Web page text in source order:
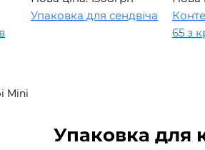
Упаковка для сендвіча
Контейнер
65 з
Mini
Упаковка для